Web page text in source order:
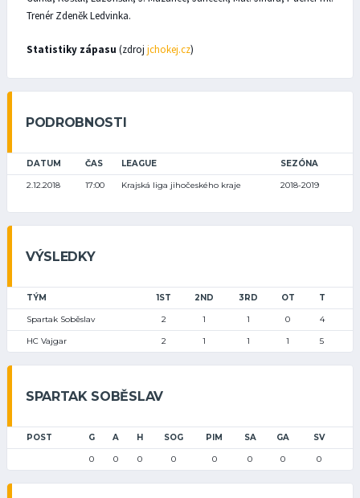
Trenér Zdeněk Ledvinka.
Statistiky zápasu (zdroj jchokej.cz)
PODROBNOSTI
DATUM ČAS LEAGUE SEZÓNA
2.12.2018 17:00 Krajská liga jihočeského kraje 2018-2019
VÝSLEDKY
TÝM 1ST 2ND 3RD OT T
Spartak Soběslav 2 1 1 0 4
HC Vajgar 2 1 1 1 5
SPARTAK SOBĚSLAV
POST G A H SOG PIM SA GA SV
0 0 0 0 0 0 0 0